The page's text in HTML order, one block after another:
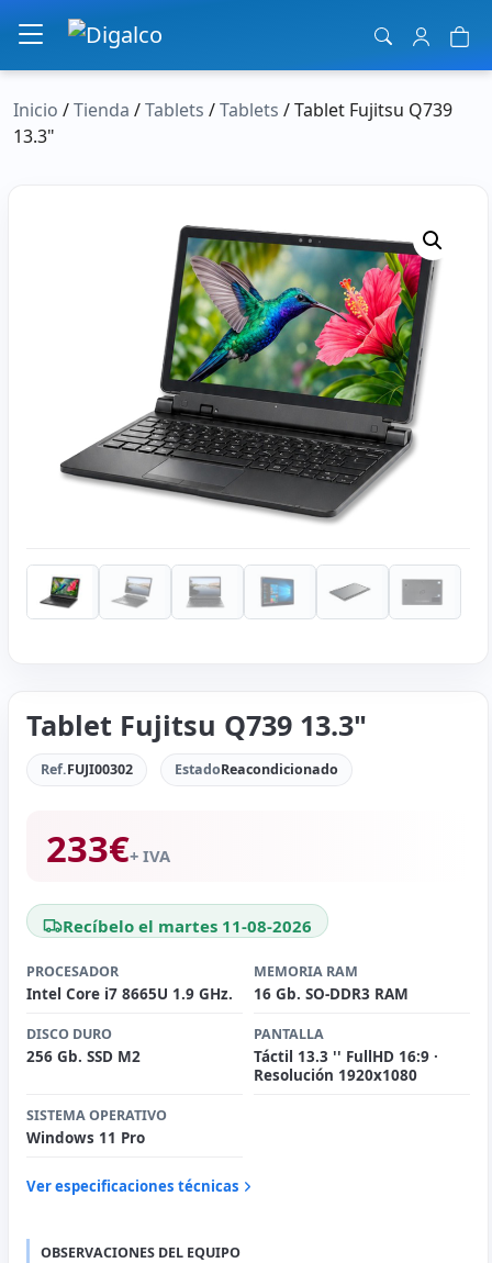
Navegación principal
Inicio /Tienda /Tablets /Tablets / Tablet Fujitsu Q739
13.3"
Tablet Fujitsu Q739 13.3"
Ref.FUJI00302 EstadoReacondicionado
233€+ IVA
Recíbelo el martes 11-08-2026
PROCESADOR
Intel Core i7 8665U 1.9 GHz.
MEMORIA RAM
16 Gb. SO-DDR3 RAM
DISCO DURO
256 Gb. SSD M2
PANTALLA
Táctil 13.3 '' FullHD 16:9 ·
Resolución 1920x1080
SISTEMA OPERATIVO
Windows 11 Pro
Ver especificaciones técnicas
OBSERVACIONES DEL EQUIPO